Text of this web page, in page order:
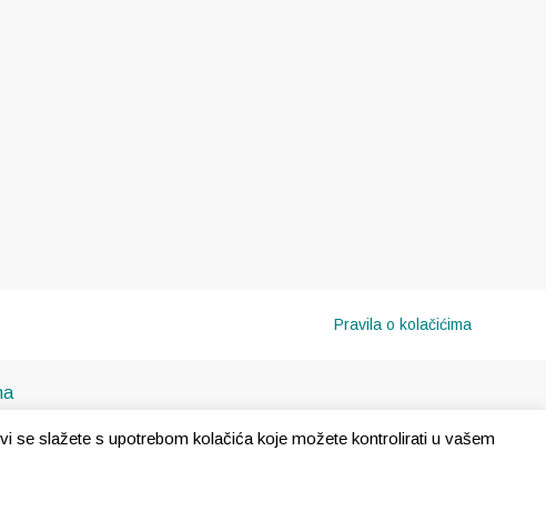
Pravila o kolačićima
se slažete s upotrebom kolačića koje možete kontrolirati u vašem